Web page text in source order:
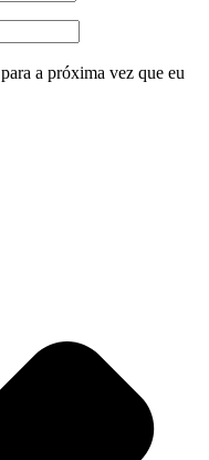
a próxima vez que eu